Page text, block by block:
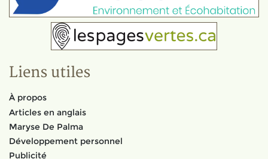
Liens utiles
À propos
Articles en anglais
Maryse De Palma
Développement personnel
Publicité